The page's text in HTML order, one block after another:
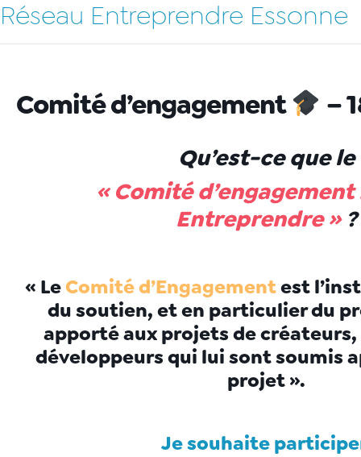
Réseau Entreprendre Essonne
Comité d’engagement –
Qu’est-ce que le
«Comité d’engagement
Entreprendre » ?
« LeComité d’Engagementest
du soutien, et en particulier du
apporté aux projets de
développeurs qui lui sont soumis
projet ».
Je souhaite